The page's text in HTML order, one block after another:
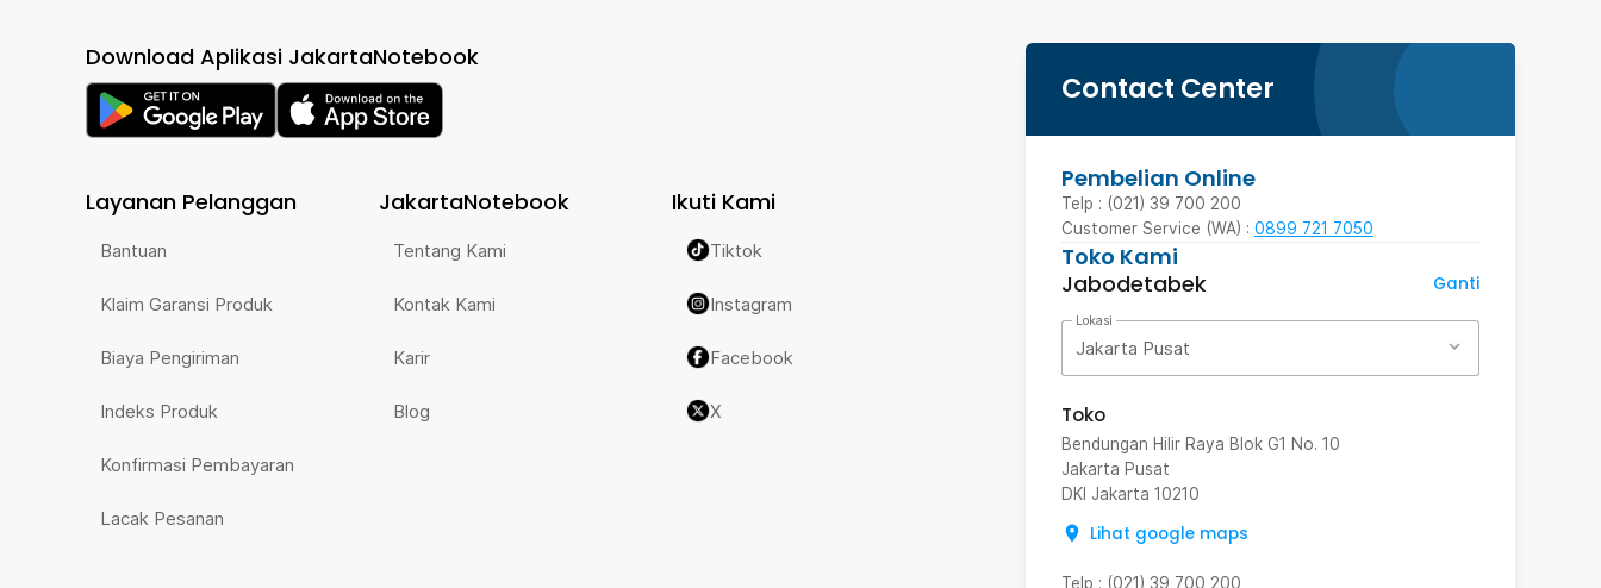
Contact Center
Pembelian Online
Telp : (021) 39 700 200
Customer Service (WA) : 0899 721 7050
Toko Kami
Jabodetabek
Ganti
Lokasi
Jakarta Pusat
Toko
Bendungan Hilir Raya Blok G1 No. 10
Jakarta Pusat
DKI Jakarta 10210
Lihat google maps
Telp : (021) 39 700 200
Download Aplikasi JakartaNotebook
Layanan Pelanggan
Bantuan
Klaim Garansi Produk
Biaya Pengiriman
Indeks Produk
Konfirmasi Pembayaran
Lacak Pesanan
JakartaNotebook
Tentang Kami
Kontak Kami
Karir
Blog
Ikuti Kami
Tiktok
Instagram
Facebook
X